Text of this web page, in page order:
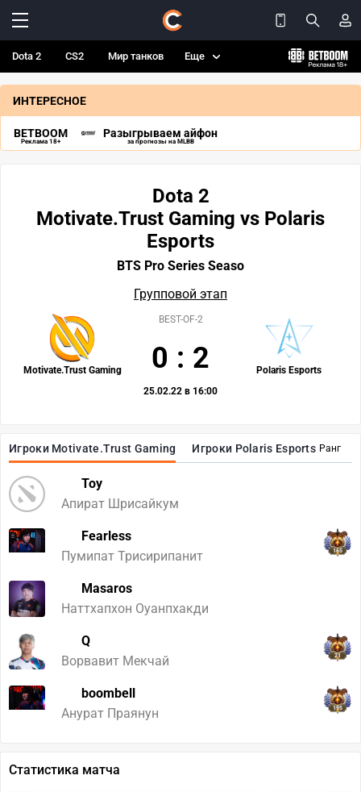
Dota 2 CS2 Мир танков Еще
ИНТЕРЕСНОЕ
BETBOOM
Реклама 18+
Разыгрываем айфон
за прогнозы на MLBB
Ранг
Игроки Motivate.Trust Gaming Игроки Polaris Esports
Toy
Апират Шрисайкум
Fearless
Пумипат Трисирипанит
165
Masaros
Наттхапхон Оуанпхакди
Q
Ворвавит Мекчай
21
boombell
Анурат Праянун
195
Dota 2
Motivate.Trust Gaming vs Polaris
Esports
BTS Pro Series Seaso
Групповой этап
Motivate.Trust Gaming Polaris Esports
BEST-OF-2
0 : 2
25.02.22 в 16:00
Статистика матча